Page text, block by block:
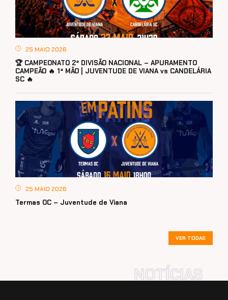
25 MAIO 2026
🏆 CAMPEONATO 2ª DIVISÃO NACIONAL – APURAMENTO
CAMPEÃO 🔥 1ª MÃO | JUVENTUDE DE VIANA vs CANDELÁRIA
SC 🔥
25 MAIO 2026
Termas OC – Juventude de Viana
VER TODAS